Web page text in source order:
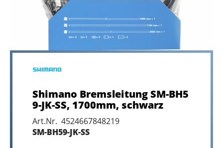
Shimano Bremsleitung SM-BH5
9-JK-SS, 1700mm, schwarz
Art.Nr. 4524667848219
SM-BH59-JK-SS